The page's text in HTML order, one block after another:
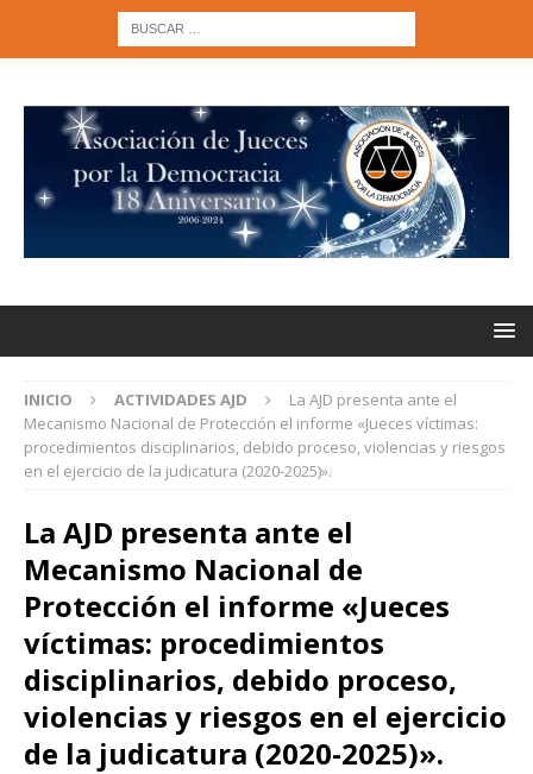
INICIO ACTIVIDADES AJD
La AJD presenta ante el
Mecanismo Nacional de Protección el informe «Jueces víctimas:
procedimientos disciplinarios, debido proceso, violencias y riesgos
en el ejercicio de la judicatura (2020-2025)».
La AJD presenta ante el
Mecanismo Nacional de
Protección el informe «Jueces
víctimas: procedimientos
disciplinarios, debido proceso,
violencias y riesgos en el ejercicio
de la judicatura (2020-2025)».